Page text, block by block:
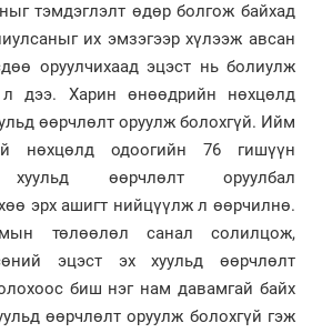
тэмдэглэлт өдөр болгож байхад
их эмзэгээр хүлээж авсан
оруулчихаад эцэст нь болиулж
л дээ. Харин өнөөдрийн нөхцөлд
өөрчлөлт оруулж болохгүй. Ийм
нөхцөлд одоогийн 76 гишүүн
өөрчлөлт оруулбал
эрх ашигт нийцүүлж л өөрчилнө.
төлөөлөл санал солилцож,
эцэст эх хуульд өөрчлөлт
биш нэг нам давамгай байх
өөрчлөлт оруулж болохгүй гэж